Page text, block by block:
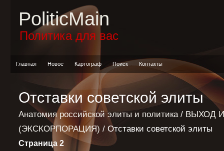
PoliticMain
Политика для вас
Главная Новое Картограф Поиск Контакты
Отставки советской элиты
Анатомия российской элиты и политика/ ВЫХОД
(ЭКСКОРПОРАЦИЯ) / Отставки советской элиты
Страница 2